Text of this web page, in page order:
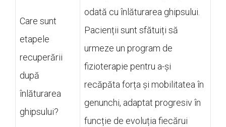
Care sunt
etapele
recuperării
după
înlăturarea
ghipsului?
odată cu înlăturarea ghipsului.
Pacienții sunt sfătuiți să
urmeze un program de
fizioterapie pentru a-și
recăpăta forța și mobilitatea în
genunchi, adaptat progresiv în
funcție de evoluția fiecărui